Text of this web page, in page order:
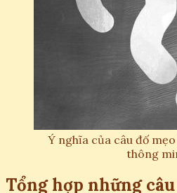
Ý nghĩa của câu đố
thông
Tổng hợp những